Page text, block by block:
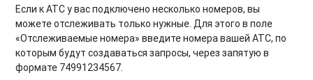
Если к АТС у вас подключено несколько номеров, вы
можете отслеживать только нужные. Для этого в поле
«Отслеживаемые номера» введите номера вашей АТС, по
которым будут создаваться запросы, через запятую в
формате 74991234567.